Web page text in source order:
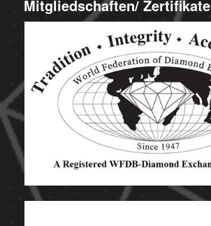
Mitgliedschaften/ Zertifikate